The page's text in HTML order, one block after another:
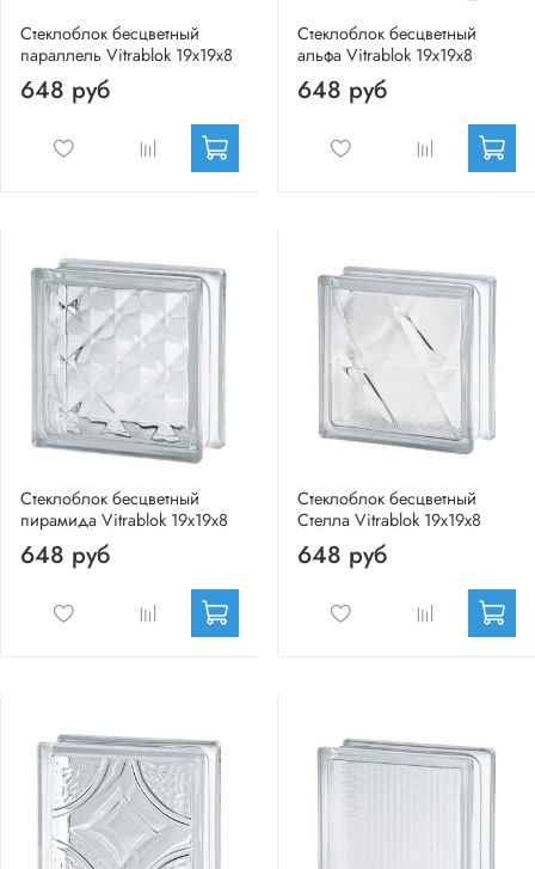
Стеклоблок бесцветный
параллель Vitrablok 19х19х8
648 руб
Стеклоблок бесцветный
альфа Vitrablok 19х19х8
648 руб
Стеклоблок бесцветный
пирамида Vitrablok 19х19х8
648 руб
Стеклоблок бесцветный
Стелла Vitrablok 19х19х8
648 руб